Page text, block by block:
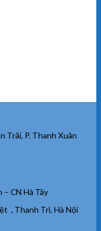
Trãi, P. Thanh Xuân
CN Hà Tây
, Thanh Trì, Hà Nội